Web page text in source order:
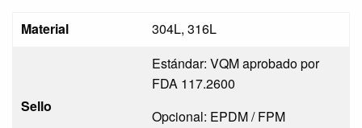
Material 304L, 316L
Sello
Estándar: VQM aprobado por
FDA 117.2600
Opcional: EPDM / FPM